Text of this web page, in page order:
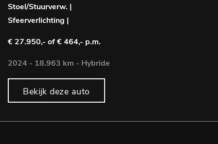
Stoel/Stuurverw. |
Sfeerverlichting |
€ 27.950,- of € 464,- p.m.
2024 - 18.963 km - Hybride
Bekijk deze auto